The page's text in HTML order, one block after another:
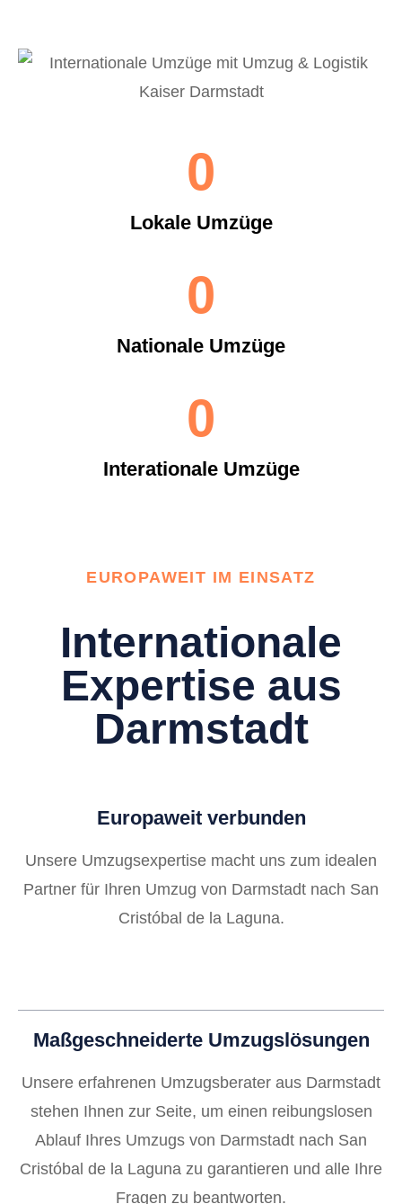
Lokale Umzüge
0
Nationale Umzüge
0
Interationale Umzüge
0
EUROPAWEIT IM EINSATZ
Internationale
Expertise aus
Darmstadt
Europaweit verbunden
Unsere Umzugsexpertise macht uns zum idealen
Partner für Ihren Umzug von Darmstadt nach San
Cristóbal de la Laguna.
Maßgeschneiderte Umzugslösungen
Unsere erfahrenen Umzugsberater aus Darmstadt
stehen Ihnen zur Seite, um einen reibungslosen
Ablauf Ihres Umzugs von Darmstadt nach San
Cristóbal de la Laguna zu garantieren und alle Ihre
Fragen zu beantworten.